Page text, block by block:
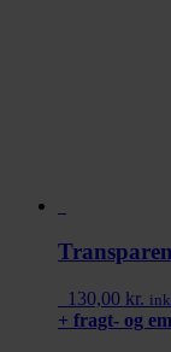
130,00 kr.
+ fragt- og